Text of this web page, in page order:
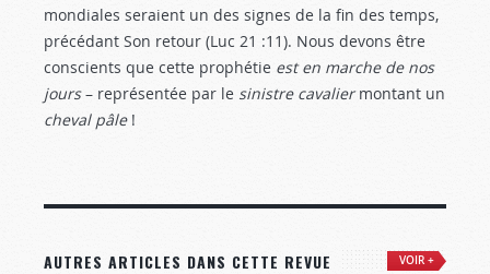
mondiales seraient un des signes de la fin des temps,
précédant Son retour (Luc 21 :11). Nous devons être
conscients que cette prophétie est en marche de nos
jours– représentée par le sinistre cavaliermontant un
cheval pâle !
AUTRES ARTICLES DANS CETTE REVUE VOIR +